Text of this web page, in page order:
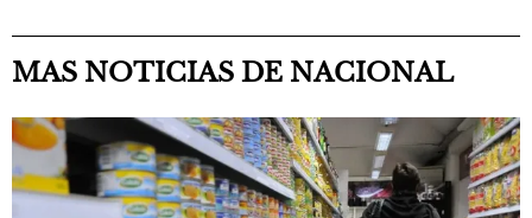
MAS NOTICIAS DE NACIONAL